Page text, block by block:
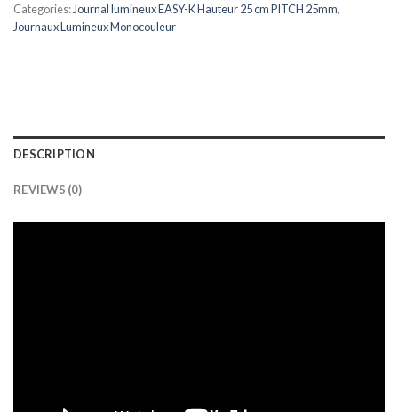
Categories: Journal lumineux EASY-K Hauteur 25 cm PITCH 25mm,
Journaux Lumineux Monocouleur
DESCRIPTION
REVIEWS (0)